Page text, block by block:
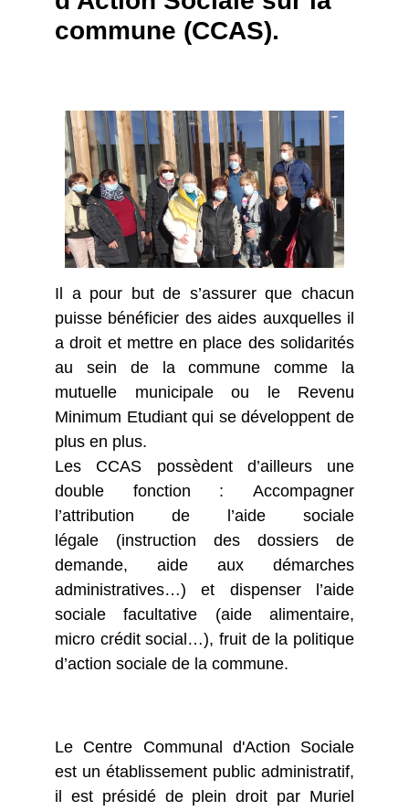
commune (CCAS).
Il a pour but de s’assurer que chacun
puisse bénéficier des aides auxquelles il
a droit et mettre en place des solidarités
au sein de la commune comme la
mutuelle municipale ou le Revenu
Minimum Etudiant qui se développent de
plus en plus.
Les CCAS possèdent d’ailleurs une
double fonction : Accompagner
l’attribution de l’aide sociale
légale (instruction des dossiers de
demande, aide aux démarches
administratives…) et dispenser l’aide
sociale facultative (aide alimentaire,
micro crédit social…), fruit de la politique
d’action sociale de la commune.
Le Centre Communal d'Action Sociale
est un établissement public administratif,
il est présidé de plein droit par Muriel